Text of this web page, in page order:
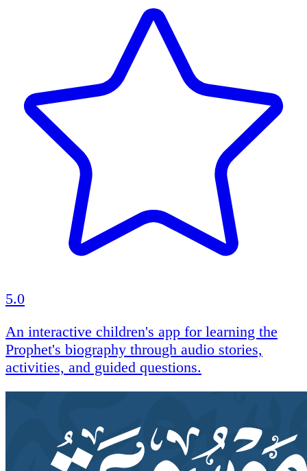
5.0
An interactive children's app for learning the
Prophet's biography through audio stories,
activities, and guided questions.